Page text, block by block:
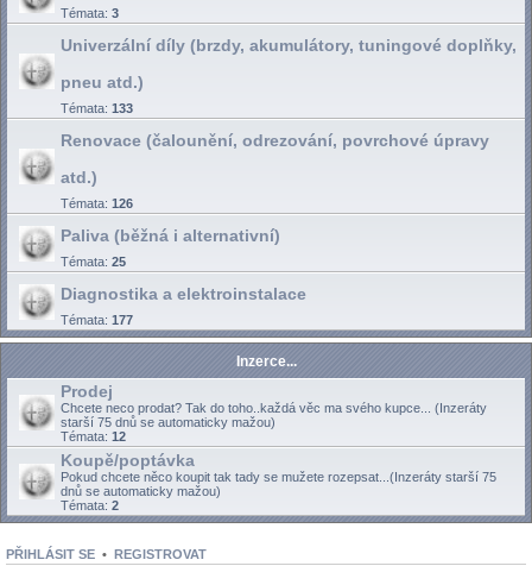
Témata: 3
Univerzální díly (brzdy, akumulátory, tuningové doplňky,
pneu atd.)
Témata: 133
Renovace (čalounění, odrezování, povrchové úpravy
atd.)
Témata: 126
Paliva (běžná i alternativní)
Témata: 25
Diagnostika a elektroinstalace
Témata: 177
Inzerce...
Prodej
Chcete neco prodat? Tak do toho..každá věc ma svého kupce... (Inzeráty
starší 75 dnů se automaticky mažou)
Témata: 12
Koupě/poptávka
Pokud chcete něco koupit tak tady se mužete rozepsat...(Inzeráty starší 75
dnů se automaticky mažou)
Témata: 2
PŘIHLÁSIT SE • REGISTROVAT